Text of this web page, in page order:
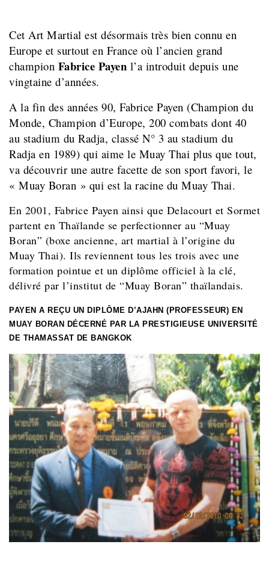
Cet Art Martial est désormais très bien connu en
Europe et surtout en France où l’ancien grand
champion Fabrice Payen l’a introduit depuis une
vingtaine d’années.
A la fin des années 90, Fabrice Payen (Champion du
Monde, Champion d’Europe, 200 combats dont 40
au stadium du Radja, classé N° 3 au stadium du
Radja en 1989) qui aime le Muay Thai plus que tout,
va découvrir une autre facette de son sport favori, le
« Muay Boran » qui est la racine du Muay Thai.
En 2001, Fabrice Payen ainsi que Delacourt et Sormet
partent en Thaïlande se perfectionner au “Muay
Boran” (boxe ancienne, art martial à l’origine du
Muay Thai). Ils reviennent tous les trois avec une
formation pointue et un diplôme officiel à la clé,
délivré par l’institut de “Muay Boran” thaïlandais.
PAYEN A REÇU UN DIPLÔME D’AJAHN (PROFESSEUR) EN
MUAY BORAN DÉCERNÉ PAR LA PRESTIGIEUSE UNIVERSITÉ
DE THAMASSAT DE BANGKOK